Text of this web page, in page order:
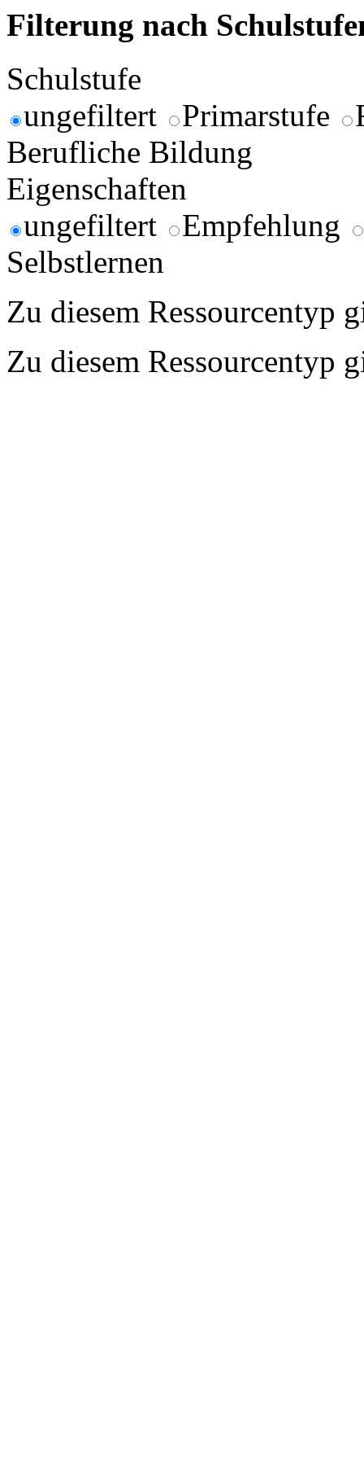
Filterung nach
Schulstufe
ungefiltert
Primarstufe
Berufliche Bildung
Eigenschaften
ungefiltert
Empfehlung
Selbstlernen
Zu diesem Ressourcentyp
Zu diesem Ressourcentyp